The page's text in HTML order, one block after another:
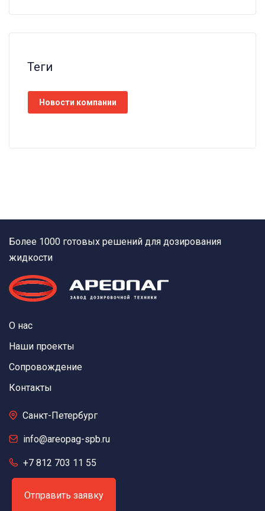
Теги
Новости компании
Более 1000 готовых решений для дозирования
жидкости
О нас
Наши проекты
Сопровождение
Контакты
Санкт-Петербург
info@areopag-spb.ru
+7 812 703 11 55
Отправить заявку